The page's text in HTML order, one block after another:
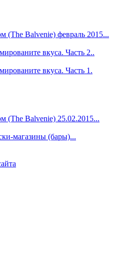
(The Balvenie) февраль 2015...
вкуса. Часть 2..
вкуса. Часть 1.
(The Balvenie) 25.02.2015...
магазины (бары)...